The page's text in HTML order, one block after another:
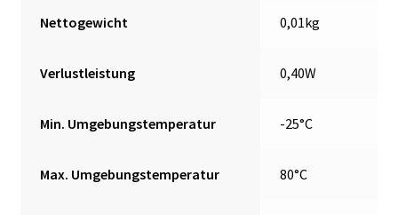
Nettogewicht 0,01kg
Verlustleistung 0,40W
Min. Umgebungstemperatur -25°C
Max. Umgebungstemperatur 80°C